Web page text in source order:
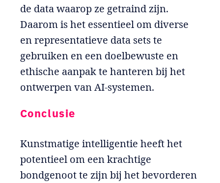
de data waarop ze getraind zijn.
Daarom is het essentieel om diverse
en representatieve data sets te
gebruiken en een doelbewuste en
ethische aanpak te hanteren bij het
ontwerpen van AI-systemen.
Conclusie
Kunstmatige intelligentie heeft het
potentieel om een krachtige
bondgenoot te zijn bij het bevorderen